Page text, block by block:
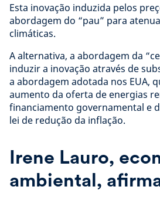
Esta inovação induzida pelos
abordagem do “pau” para
climáticas.
A alternativa, a abordagem da
induzir a inovação através de
a abordagem adotada nos EUA,
aumento da oferta de energias
financiamento governamental e
lei de redução da inflação.
Irene Lauro,
ambiental,